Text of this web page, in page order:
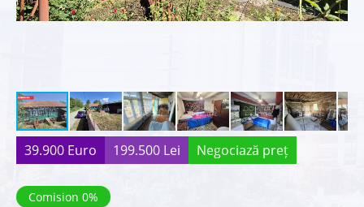
39.900 Euro 199.500 Lei Negociază preț
Comision 0%